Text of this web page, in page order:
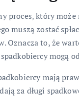
proces, który
muszą zostać
Oznacza to, że
mogą
mają
za długi